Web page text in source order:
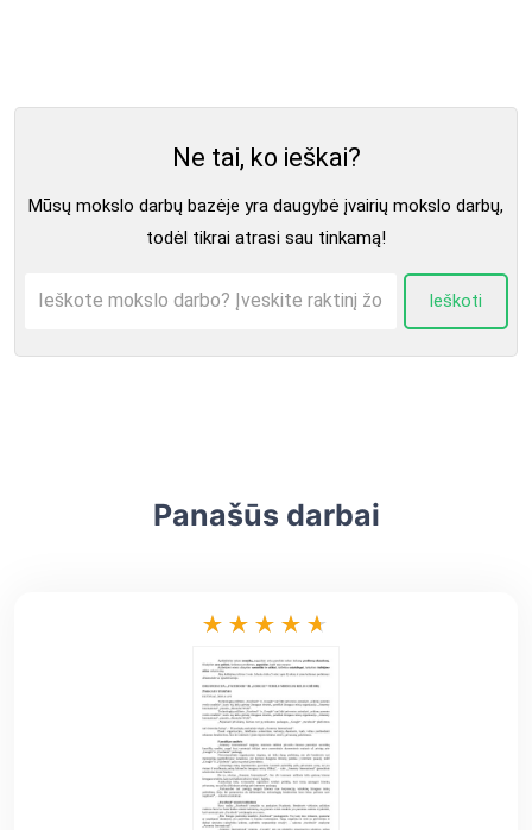
Ne tai, ko ieškai?
Mūsų mokslo darbų bazėje yra daugybė įvairių mokslo darbų,
todėl tikrai atrasi sau tinkamą!
Ieškoti
Panašūs darbai